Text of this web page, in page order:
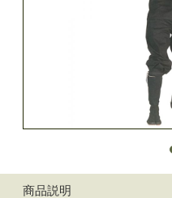
商品説明